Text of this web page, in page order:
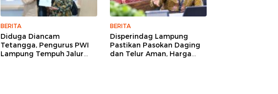
BERITA
Diduga Diancam
Tetangga, Pengurus PWI
Lampung Tempuh Jalur
BERITA
Disperindag Lampung
Pastikan Pasokan Daging
dan Telur Aman, Harga